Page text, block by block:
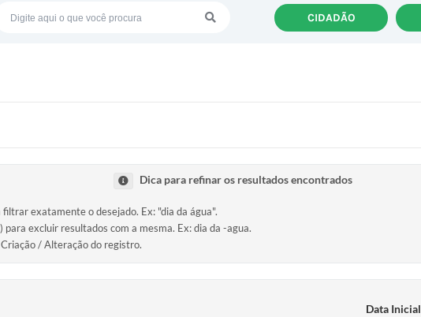
CIDADÃO
Dica para refinar os resultados encontrados
exatamente o desejado. Ex: "dia da água".
excluir resultados com a mesma. Ex: dia da -agua.
/ Alteração do registro.
Data Inicial